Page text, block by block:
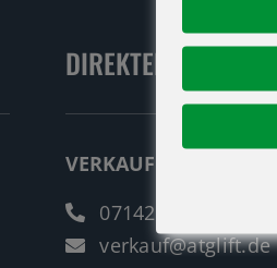
DIREKTER-KONTAKT
VERKAUF
07142 94712-30
verkauf@atglift.de